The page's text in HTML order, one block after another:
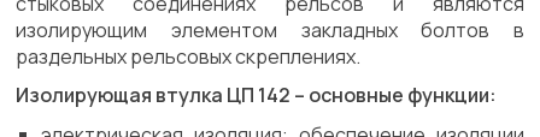
изолирующим элементом закладных болтов в
раздельных рельсовых скреплениях.
Изолирующая втулка ЦП 142 – основные функции: